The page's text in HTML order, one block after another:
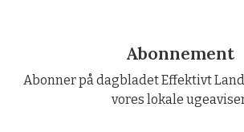
Abonnement
Abonner på dagbladet Effektivt
vores lokale